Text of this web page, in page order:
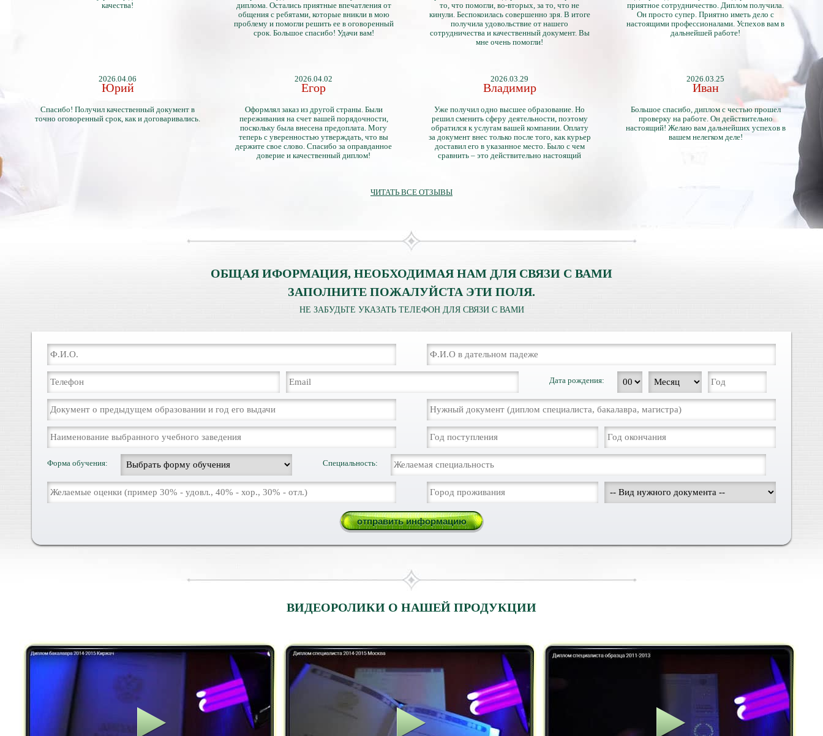
качества!
диплома. Остались приятные впечатления от
общения с ребятами, которые вникли в мою
проблему и помогли решить ее в оговоренный
срок. Большое спасибо! Удачи вам!
то, что помогли, во-вторых, за то, что не
кинули. Беспокоилась совершенно зря. В итоге
получила удовольствие от нашего
сотрудничества и качественный документ. Вы
мне очень помогли!
приятное сотрудничество. Диплом получила.
Он просто супер. Приятно иметь дело с
настоящими профессионалами. Успехов вам в
дальнейшей работе!
2026.04.06
Юрий
Спасибо! Получил качественный документ в
точно оговоренный срок, как и договаривались.
2026.04.02
Егор
Оформлял заказ из другой страны. Были
переживания на счет вашей порядочности,
поскольку была внесена предоплата. Могу
теперь с уверенностью утверждать, что вы
держите свое слово. Спасибо за оправданное
доверие и качественный диплом!
2026.03.29
Владимир
Уже получил одно высшее образование. Но
решил сменить сферу деятельности, поэтому
обратился к услугам вашей компании. Оплату
за документ внес только после того, как курьер
доставил его в указанное место. Было с чем
сравнить – это действительно настоящий
2026.03.25
Иван
Большое спасибо, диплом с честью прошел
проверку на работе. Он действительно
настоящий! Желаю вам дальнейших успехов в
вашем нелегком деле!
ЧИТАТЬ ВСЕ ОТЗЫВЫ
ОБЩАЯ ИФОРМАЦИЯ, НЕОБХОДИМАЯ НАМ ДЛЯ СВЯЗИ С ВАМИ
ЗАПОЛНИТЕ ПОЖАЛУЙСТА ЭТИ ПОЛЯ.
НЕ ЗАБУДЬТЕ УКАЗАТЬ ТЕЛЕФОН ДЛЯ СВЯЗИ С ВАМИ
Дата рождения:
Форма обучения: Специальность:
ВИДЕОРОЛИКИ О НАШЕЙ ПРОДУКЦИИ